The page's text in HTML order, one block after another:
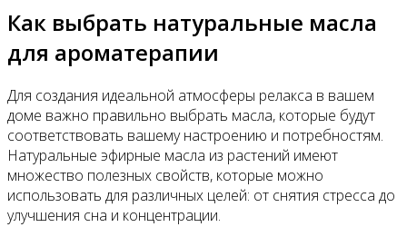
Как выбрать натуральные масла
для ароматерапии
Для создания идеальной атмосферы релакса в вашем
доме важно правильно выбрать масла, которые будут
соответствовать вашему настроению и потребностям.
Натуральные эфирные масла из растений имеют
множество полезных свойств, которые можно
использовать для различных целей: от снятия стресса до
улучшения сна и концентрации.